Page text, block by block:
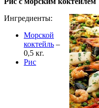
Ингредиенты:
Морской
коктейль –
0,5 кг.
Рис